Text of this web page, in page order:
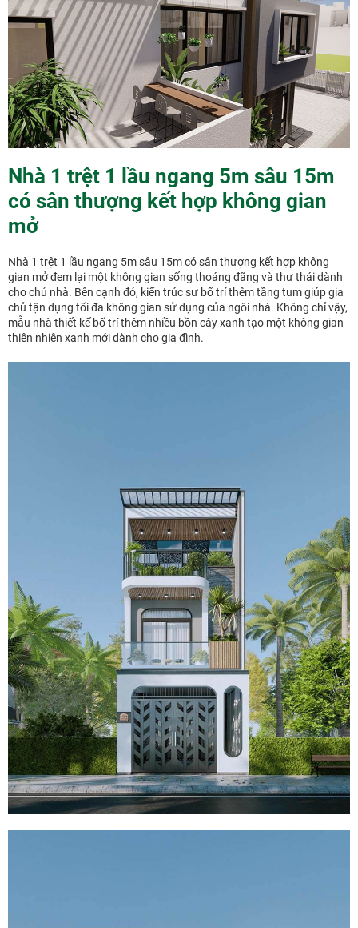
Nhà 1 trệt 1 lầu ngang 5m sâu 15m
có sân thượng kết hợp không gian
mở
Nhà 1 trệt 1 lầu ngang 5m sâu 15m có sân thượng kết hợp không
gian mở đem lại một không gian sống thoáng đãng và thư thái dành
cho chủ nhà. Bên cạnh đó, kiến trúc sư bố trí thêm tầng tum giúp gia
chủ tận dụng tối đa không gian sử dụng của ngôi nhà. Không chỉ vậy,
mẫu nhà thiết kế bố trí thêm nhiều bồn cây xanh tạo một không gian
thiên nhiên xanh mới dành cho gia đình.